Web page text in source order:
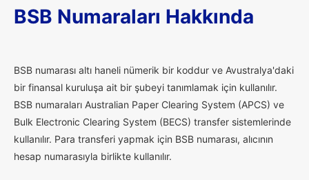
BSB Numaraları Hakkında
BSB numarası altı haneli nümerik bir koddur ve Avustralya'daki
bir finansal kuruluşa ait bir şubeyi tanımlamak için kullanılır.
BSB numaraları Australian Paper Clearing System (APCS) ve
Bulk Electronic Clearing System (BECS) transfer sistemlerinde
kullanılır. Para transferi yapmak için BSB numarası, alıcının
hesap numarasıyla birlikte kullanılır.